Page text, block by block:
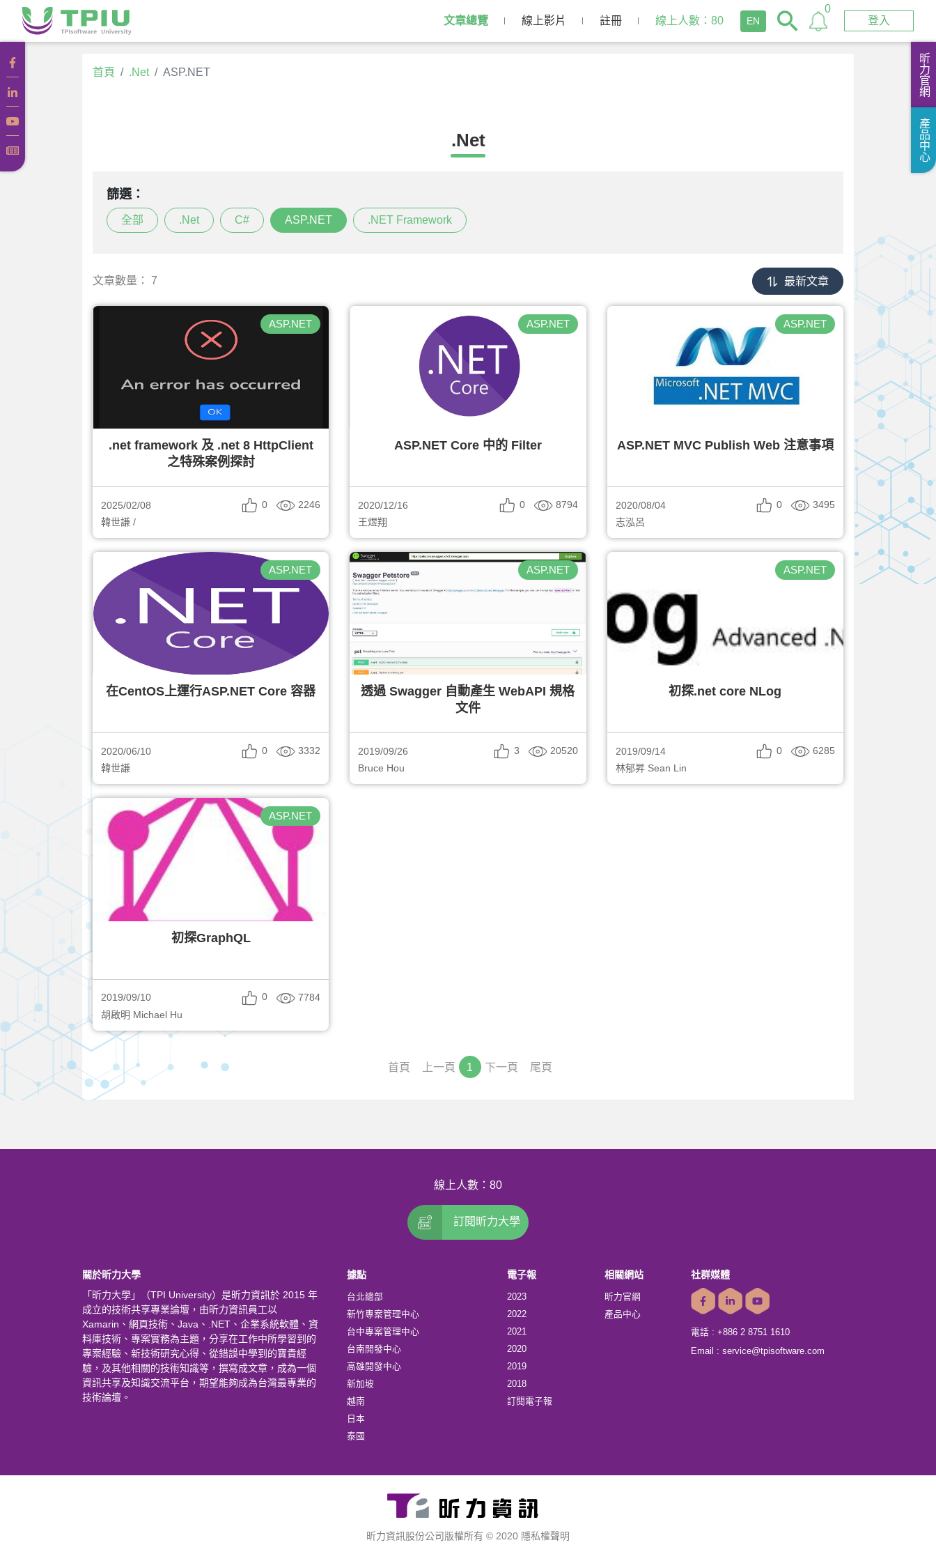
文章總覽 線上影片 註冊 線上人數：80 EN
0
登入
昕力官網
產品中心
首頁 .Net ASP.NET
.Net
篩選：
全部 .Net C# ASP.NET .NET Framework
文章數量： 7 最新文章
ASP.NET
.net framework 及 .net 8 HttpClient
之特殊案例探討
2025/02/08 0
2246
韓世謙 /
ASP.NET
ASP.NET Core 中的 Filter
2020/12/16 0
8794
王煜翔
ASP.NET
ASP.NET MVC Publish Web 注意事項
2020/08/04 0
3495
志泓呂
ASP.NET
在CentOS上運行ASP.NET Core 容器
2020/06/10 0
3332
韓世謙
ASP.NET
透過 Swagger 自動產生 WebAPI 規格
文件
2019/09/26 3
20520
Bruce Hou
ASP.NET
初探.net core NLog
2019/09/14 0
6285
林郁昇 Sean Lin
ASP.NET
初探GraphQL
2019/09/10 0
7784
胡啟明 Michael Hu
首頁 上一頁 1 下一頁 尾頁
線上人數：80
訂閱昕力大學
關於昕力大學
「昕力大學」（TPI University）是昕力資訊於 2015 年
成立的技術共享專業論壇，由昕力資訊員工以
Xamarin、網頁技術、Java、.NET、企業系統軟體、資
料庫技術、專案實務為主題，分享在工作中所學習到的
專案經驗、新技術研究心得、從錯誤中學到的寶貴經
驗，及其他相關的技術知識等，撰寫成文章，成為一個
資訊共享及知識交流平台，期望能夠成為台灣最專業的
技術論壇。
據點
台北總部
新竹專案管理中心
台中專案管理中心
台南開發中心
高雄開發中心
新加坡
越南
日本
泰國
電子報
2023
2022
2021
2020
2019
2018
訂閱電子報
相關網站
昕力官網
產品中心
社群媒體
電話 : +886 2 8751 1610
Email : service@tpisoftware.com
昕力資訊股份公司版權所有 © 2020 隱私權聲明